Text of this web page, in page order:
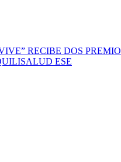
RECIBE DOS
ESE